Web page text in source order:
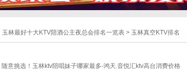
玉林最好十大KTV陪酒公主夜总会排名一览表 > 玉林真空KTV排名
随意挑选！玉林ktv陪唱妹子哪家最多-鸿天.音悦汇ktv高台消费价格